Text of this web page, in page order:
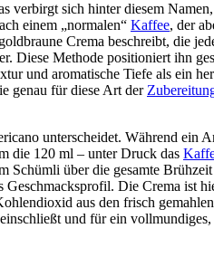
verbirgt sich hinter diesem
einem „normalen“ Kaffee, der
Crema beschreibt, die
Diese Methode positioniert ihn
und aromatische Tiefe als ein
genau für diese Art der
unterscheidet. Während ein
die 120 ml – unter Druck das
Schümli über die gesamte
Die Crema ist
aus den frisch
und für ein